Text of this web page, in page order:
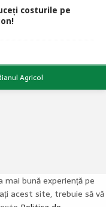
costurile pe
Agricol
bună experiență pe
acest site, trebuie să vă